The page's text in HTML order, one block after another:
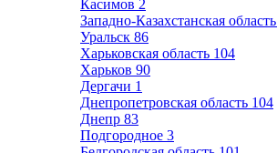
Касимов 2
Западно-Казахстанская область
Уральск 86
Харьковская область 104
Харьков 90
Дергачи 1
Днепропетровская область 104
Днепр 83
Подгородное 3